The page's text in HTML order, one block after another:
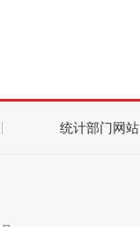
统计部门网站